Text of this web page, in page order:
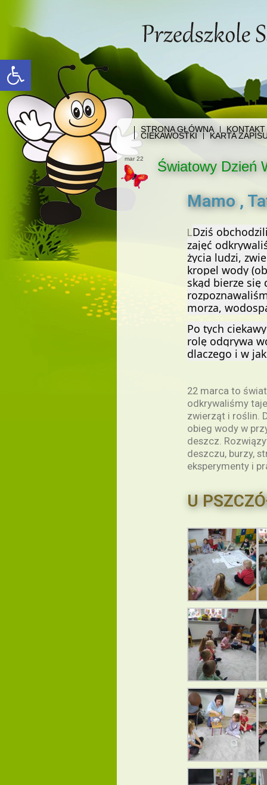
Open toolbar
STRONA GŁÓWNA
CIEKAWOSTKI KARTA
mar 22 Światowy Dzień
Mamo ,
LDziś
zajęć
życia ludzi,
kropel wody
skąd bierze się
morza,
Po tych
rolę odgrywa
dlaczego i w
22 marca to
odkrywaliśmy
zwierząt i roślin.
obieg wody w
deszcz.
deszczu, burzy,
eksperymenty i
U